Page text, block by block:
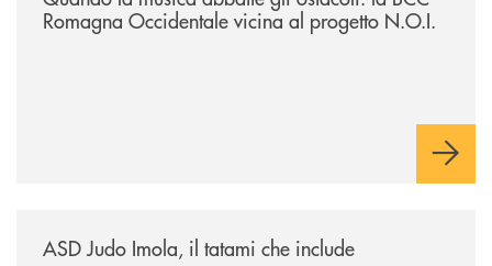
Romagna Occidentale vicina al progetto N.O.I.
ASD Judo Imola, il tatami che include